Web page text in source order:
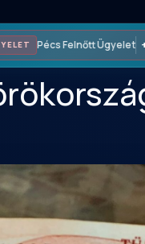
Pécs Felnőtt Ügyelet